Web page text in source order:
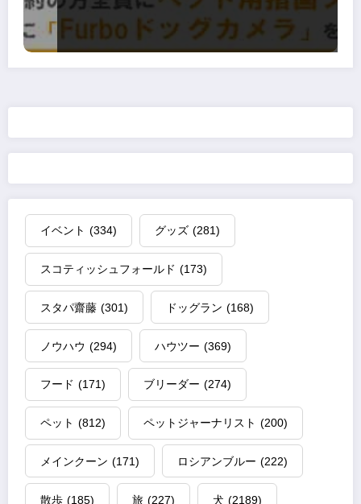
イベント (334) グッズ (281)
スコティッシュフォールド (173)
スタパ齋藤 (301) ドッグラン (168)
ノウハウ (294) ハウツー (369)
フード (171) ブリーダー (274)
ペット (812) ペットジャーナリスト (200)
メインクーン (171) ロシアンブルー (222)
散歩 (185) 旅 (227) 犬 (2189)